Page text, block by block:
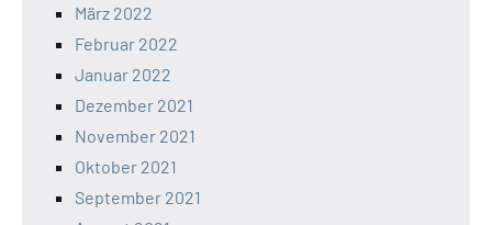
März 2022
Februar 2022
Januar 2022
Dezember 2021
November 2021
Oktober 2021
September 2021